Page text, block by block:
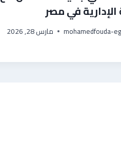
الإدارية في مصر
mohamedfouda- مارس 28, 2026